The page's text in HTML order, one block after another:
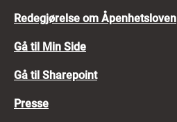
Redegjørelse om Åpenhetsloven
Gå til Min Side
Gå til Sharepoint
Presse